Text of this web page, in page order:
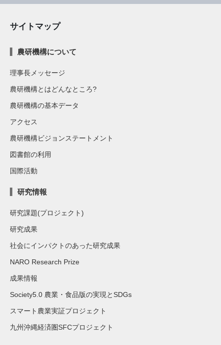
サイトマップ
農研機構について
理事長メッセージ
農研機構とはどんなところ?
農研機構の基本データ
アクセス
農研機構ビジョンステートメント
図書館の利用
国際活動
研究情報
研究課題(プロジェクト)
研究成果
社会にインパクトのあった研究成果
NARO Research Prize
成果情報
Society5.0 農業・食品版の実現とSDGs
スマート農業実証プロジェクト
九州沖縄経済圏SFCプロジェクト